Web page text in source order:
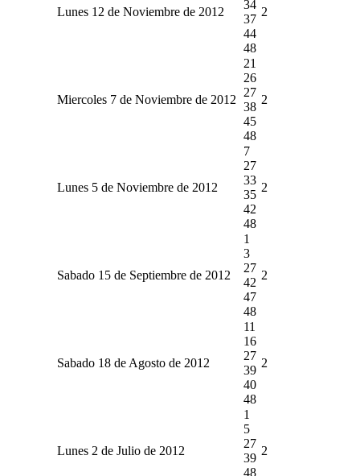
Lunes 12 de Noviembre de 2012
34
37
44
48
2
Miercoles 7 de Noviembre de 2012
21
26
27
38
45
48
2
Lunes 5 de Noviembre de 2012
7
27
33
35
42
48
2
Sabado 15 de Septiembre de 2012
1
3
27
42
47
48
2
Sabado 18 de Agosto de 2012
11
16
27
39
40
48
2
Lunes 2 de Julio de 2012
1
5
27
39
48
2